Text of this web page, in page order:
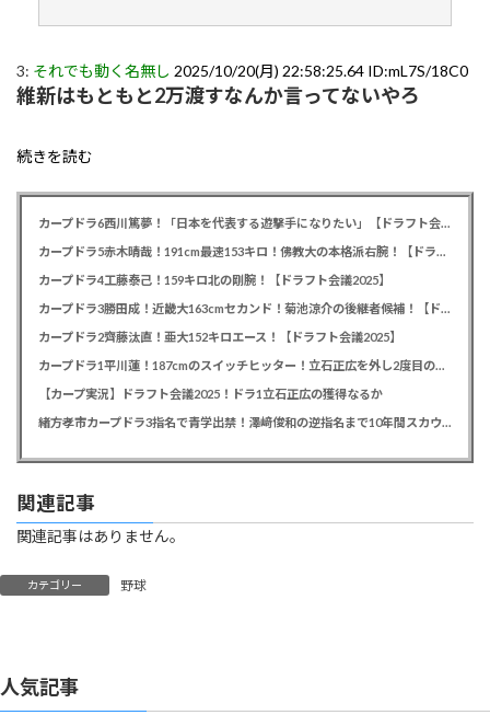
3: それでも動く名無し 2025/10/20(月) 22:58:25.64 ID:mL7S/18C0
維新はもともと2万渡すなんか言ってないやろ
続きを読む
カープドラ6西川篤夢！「日本を代表する遊撃手になりたい」【ドラフト会議2025】
カープドラ5赤木晴哉！191cm最速153キロ！佛教大の本格派右腕！【ドラフト会議2025】
カープドラ4工藤泰己！159キロ北の剛腕！【ドラフト会議2025】
カープドラ3勝田成！近畿大163cmセカンド！菊池涼介の後継者候補！【ドラフト会議2025】
カープドラ2齊藤汰直！亜大152キロエース！【ドラフト会議2025】
カープドラ1平川蓮！187cmのスイッチヒッター！立石正広を外し2度目の重複も新井監督がクジを引き当てる！【ドラフト会議2025】
【カープ実況】ドラフト会議2025！ドラ1立石正広の獲得なるか
緒方孝市カープドラ3指名で青学出禁！澤﨑俊和の逆指名まで10年間スカウト出禁
関連記事
関連記事はありません。
カテゴリー 野球
人気記事